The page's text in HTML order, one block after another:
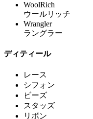
WoolRich
ウールリッチ
Wrangler
ラングラー
ディティール
レース
シフォン
ビーズ
スタッズ
リボン